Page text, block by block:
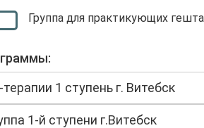
Группа для практикующих
1 ступень г. Витебск
1-й ступени г.Витебск